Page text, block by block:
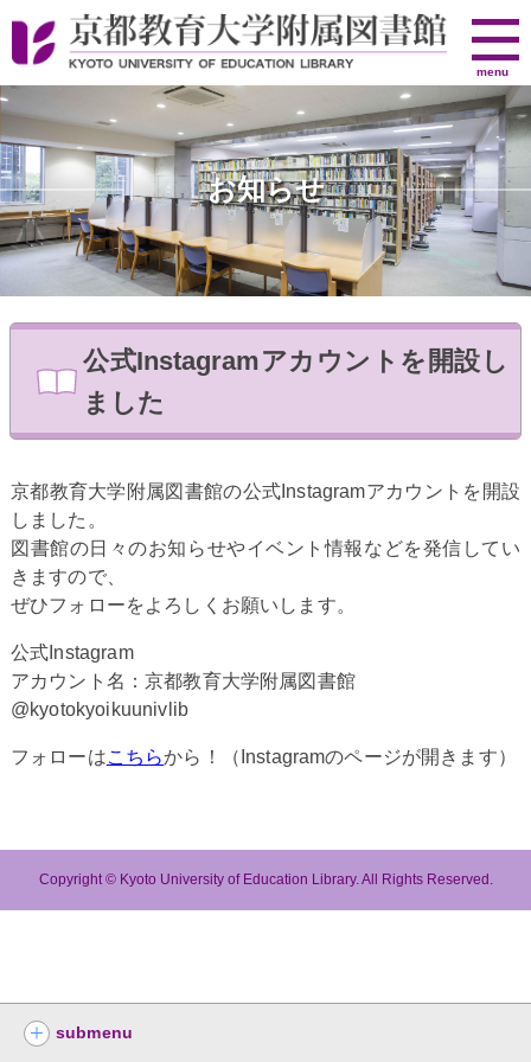
submenu
京
都
教
育
大
学
附
属
図
書
menu
お知らせ
公式Instagramアカウントを開設し
ました
京都教育大学附属図書館の公式Instagramアカウントを開設
しました。
図書館の日々のお知らせやイベント情報などを発信してい
きますので、
ぜひフォローをよろしくお願いします。
公式Instagram
アカウント名：京都教育大学附属図書館
@kyotokyoikuunivlib
フォローはこちらから！（Instagramのページが開きます）
Copyright © Kyoto University of Education Library. All Rights Reserved.